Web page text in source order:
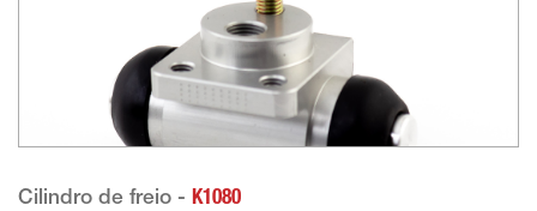
Cilindro de freio - K1080